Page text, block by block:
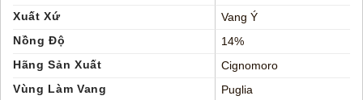
Xuất Xứ
Vang Ý
Nồng Độ
14%
Hãng Sản Xuất
Cignomoro
Vùng Làm Vang
Puglia